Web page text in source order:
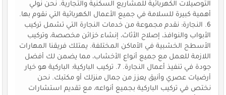
التوصيلات الكهربائية للمشاريع السكنية والتجارية. نحن نولي
أهمية كبيرة للسلامة في جميع الأعمال الكهربائية التي نقوم بها.
6. النجارة: نقدم مجموعة من خدمات النجارة التي تشمل تركيب
الأبواب والنوافذ، إصلاح الأثاث، إنشاء خزائن مخصصة، وتركيب
الأسطح الخشبية في الأماكن المختلفة. يمتلك فريقنا المهارات
اللازمة للعمل مع جميع أنواع الأخشاب، مما يضمن لك أفضل
جودة في تنفيذ أعمال النجارة. 7. تركيب الباركية: الباركية هو خيار
أرضيات عصري وأنيق يعزز من جمال منزلك أو مكتبك. نحن
نختص في تركيب الباركية بجميع أنواعه، مع تقديم استشارات